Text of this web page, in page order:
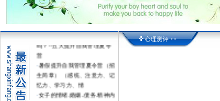
吗？--五天提升自我管理夏令
营
·暑假提升自我管理夏令营（招
生简章） （感统、注意力、记
忆力、学习力、情
·女子的情绪.婚姻..债务.精神内
耗.噩梦在深度心理咨询催眠中
心理测评 >>